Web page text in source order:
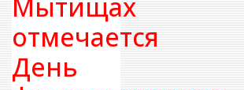
отмечается
День